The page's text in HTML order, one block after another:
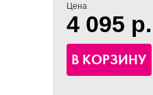
Цена
4 095 р.
В КОРЗИНУ